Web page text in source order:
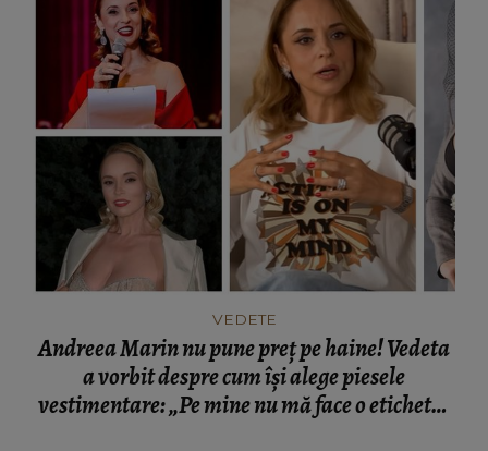
VEDETE
Andreea Marin nu pune preț pe haine! Vedeta
a vorbit despre cum își alege piesele
vestimentare: „Pe mine nu mă face o etichetă.